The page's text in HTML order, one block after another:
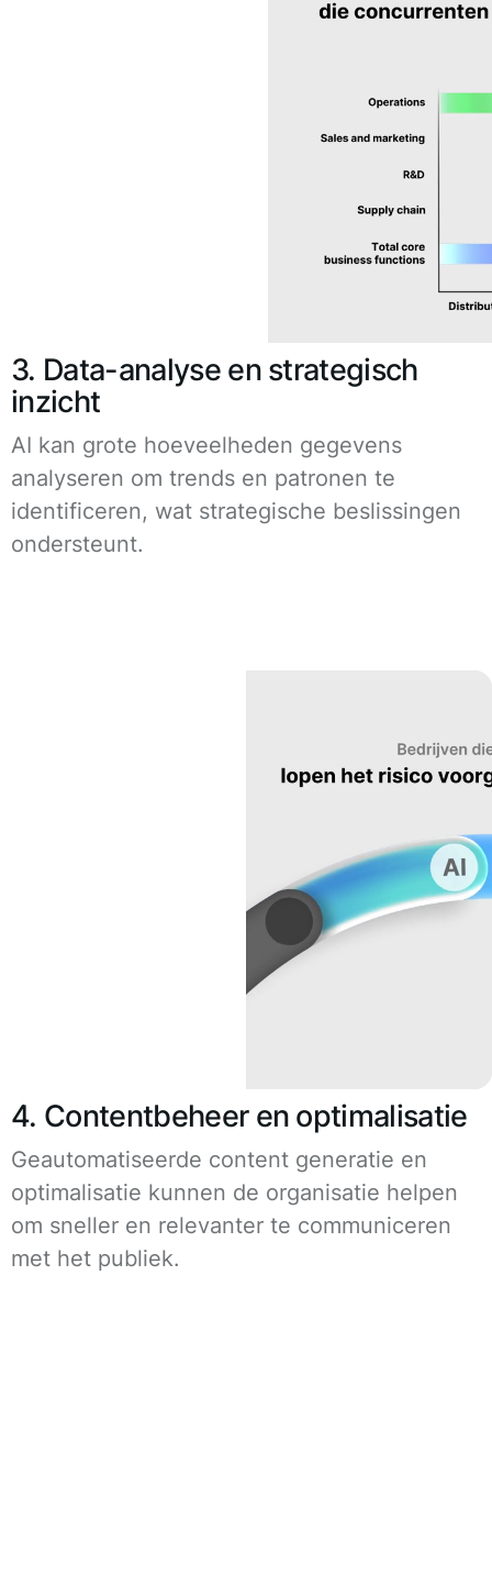
3. Data-analyse en strategisch
inzicht
AI kan grote hoeveelheden gegevens
analyseren om trends en patronen te
identificeren, wat strategische beslissingen
ondersteunt.
4. Contentbeheer en optimalisatie
Geautomatiseerde content generatie en
optimalisatie kunnen de organisatie helpen
om sneller en relevanter te communiceren
met het publiek.